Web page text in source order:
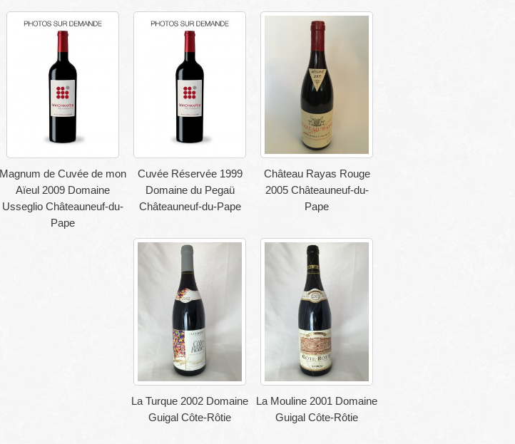
Magnum de Cuvée de mon
Aïeul 2009 Domaine
Usseglio Châteauneuf-du-
Pape
Cuvée Réservée 1999
Domaine du Pegaü
Châteauneuf-du-Pape
Château Rayas Rouge
2005 Châteauneuf-du-
Pape
La Turque 2002 Domaine
Guigal Côte-Rôtie
La Mouline 2001 Domaine
Guigal Côte-Rôtie